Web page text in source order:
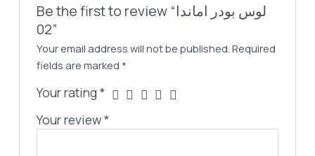
Be the first to review “لوس بودر اماندا
02”
Your email address will not be published. Required
fields are marked *
Your rating*
Your review*